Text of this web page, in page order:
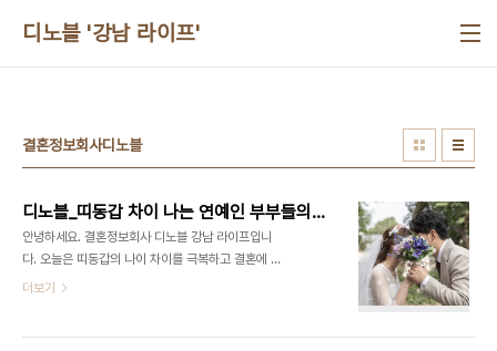
디노블 '강남 라이프'
결혼정보회사디노블
디노블_띠동갑 차이 나는 연예인 부부들의 러브스토리
안녕하세요. 결혼정보회사 디노블 강남 라이프입니
다. 오늘은 띠동갑의 나이 차이를 극복하고 결혼에 성
공한 연예인 부부들의 러브 스토리를 살펴보려고 하
더보기